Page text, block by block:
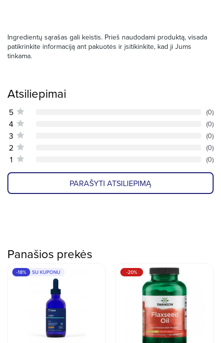
Ingredientų sąrašas gali keistis. Prieš naudodami produktą, visada
patikrinkite informaciją ant pakuotės ir įsitikinkite, kad ji Jums
tinkama.
Atsiliepimai
5 (0)
4 (0)
3 (0)
2 (0)
1 (0)
PARAŠYTI ATSILIEPIMĄ
Panašios prekės
-18% SU KUPONU -20%